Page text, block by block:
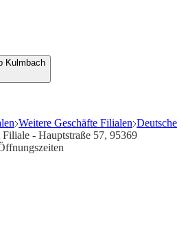
Kulmbach
Weitere Geschäfte Filialen Deutsche
Filiale - Hauptstraße 57, 95369